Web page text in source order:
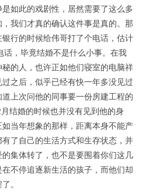
如此的戏剧性，居然需要了这么多
我们才真的确认这件事是真的。那
行的时候给伟哥打了个电话，估计
话，毕竟结婚不是什么小事。在我
的人，也许正如他们寝室的电脑祥
之后，似乎已经有快一年多没见过
上次问他的同事要一份房建工程的
结婚的时候也并没有见到他的身
当年想象的那样，距离本身不能产
了自己的生活方式和生存状态，并
集体转了，也不是要围着你们这几
不停追逐新生活的孩子，而他们却
。